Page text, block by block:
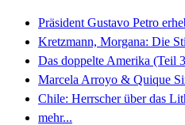
Präsident Gustavo Petro
Kretzmann, Morgana: Die
Das doppelte Amerika (Teil
Marcela Arroyo & Quique
Chile: Herrscher über das
mehr...